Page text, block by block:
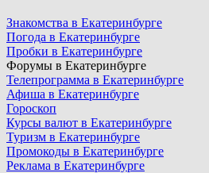
Знакомства в Екатеринбурге
Погода в Екатеринбурге
Пробки в Екатеринбурге
Форумы в Екатеринбурге
Телепрограмма в Екатеринбурге
Афиша в Екатеринбурге
Гороскоп
Курсы валют в Екатеринбурге
Туризм в Екатеринбурге
Промокоды в Екатеринбурге
Реклама в Екатеринбурге